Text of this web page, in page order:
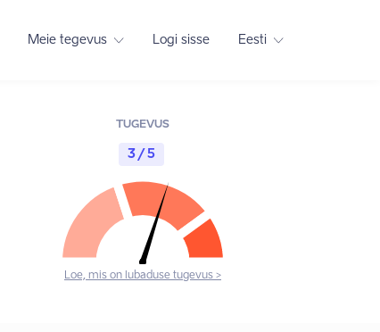
Meie tegevus Logi sisse Eesti
TUGEVUS
3 / 5
Loe, mis on lubaduse tugevus >